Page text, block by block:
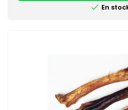
 En